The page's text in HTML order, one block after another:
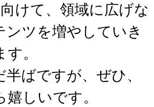
けて、領域に広げな
ンツを増やしていき
。
ばですが、ぜひ、
しいです。